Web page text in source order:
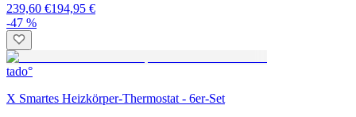
239,60 €194,95 €
-47 %
tado°
X Smartes Heizkörper-Thermostat - 6er-Set